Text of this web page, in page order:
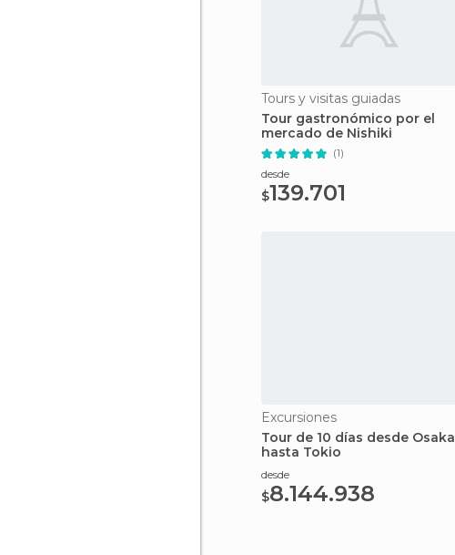
Tours y visitas guiadas
Tour gastronómico por el
mercado de Nishiki
(1)
desde
$139.701
Excursiones
Tour de 10 días desde Osaka
hasta Tokio
desde
$8.144.938